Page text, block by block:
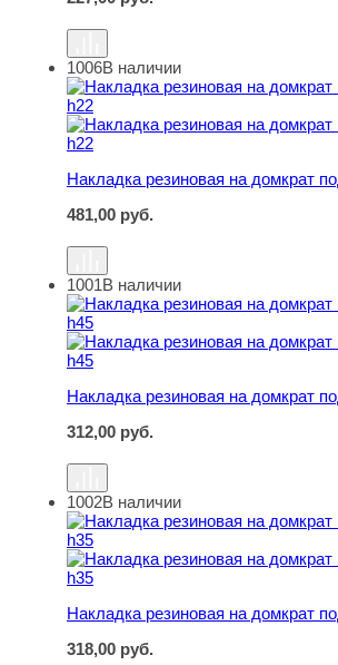
Накладка резиновая на домкрат
1006В наличии
Накладка резиновая на домкрат
481,00 руб.
Накладка резиновая на домкрат
1001В наличии
Накладка резиновая на домкрат
312,00 руб.
Накладка резиновая на домкрат
1002В наличии
Накладка резиновая на домкрат
318,00 руб.